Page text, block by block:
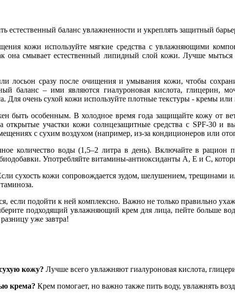
естественный баланс увлажненности и укреплять защитный
кожи используйте мягкие средства с увлажняющими
она смывает естественный липидный слой кожи. Лучше
лосьон сразу после очищения и умывания кожи, чтобы
баланс – ими являются гиалуроновая кислота, глицерин,
очень сухой кожи используйте плотные текстуры - кремы или
быть особенным. В холодное время года защищайте кожу от
участки кожи солнцезащитные средства с SPF-30 и
с сухим воздухом (например, из-за кондиционеров или
количество воды (1,5–2 литра в день). Включайте в
Употребляйте витамины-антиоксиданты А, Е и С,
сухость кожи сопровождается зудом, шелушением, трещинами
если подойти к ней комплексно. Важно не только правильно
подходящий увлажняющий крем для лица, пейте больше
уже завтра!
кожу? Лучше всего увлажняют гиалуроновая кислота,
крема? Крем помогает, но важно также пить воду, увлажнять